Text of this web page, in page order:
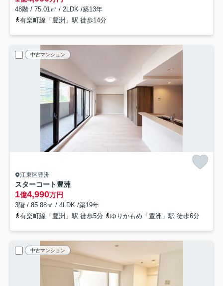
48階 / 75.01㎡ / 2LDK /築13年
有楽町線「豊洲」駅 徒歩14分
中古マンション
江東区豊洲
スターコート豊洲
1億4,990万円
3階 / 85.88㎡ / 4LDK /築19年
有楽町線「豊洲」駅 徒歩5分
ゆりかもめ「豊洲」駅 徒歩6分
中古マンション